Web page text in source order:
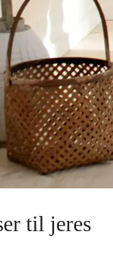
til jeres